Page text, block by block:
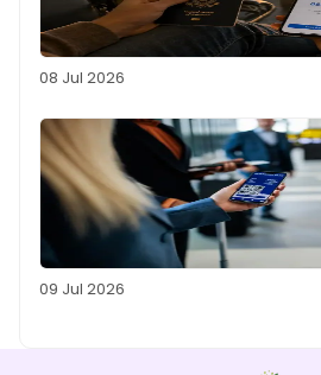
08 Jul 2026
09 Jul 2026